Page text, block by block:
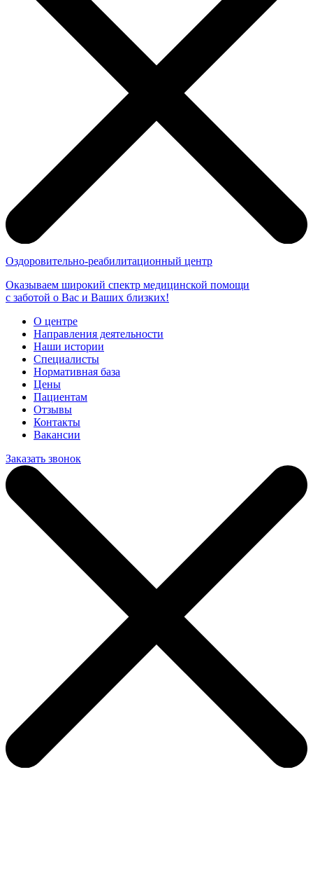
Оздоровительно-реабилитационный центр
Оказываем широкий спектр медицинской помощи
с заботой о Вас и Ваших близких!
О центре
Направления деятельности
Наши истории
Специалисты
Нормативная база
Цены
Пациентам
Отзывы
Контакты
Вакансии
Заказать звонок